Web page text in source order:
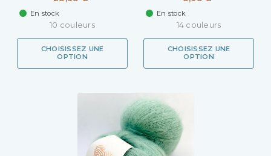
En stock
10 couleurs
CHOISISSEZ UNE
OPTION
En stock
14 couleurs
CHOISISSEZ UNE
OPTION